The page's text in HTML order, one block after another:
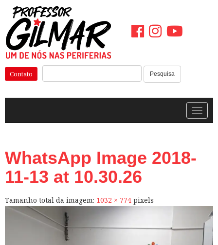
Pular
para
o
conteúdo
Pesquisa
Contato
WhatsApp Image 2018-
11-13 at 10.30.26
Tamanho total da imagem: 1032 × 774 pixels